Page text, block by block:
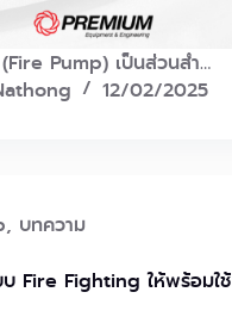
Pump) เป็นส่วนสำ…
12/02/2025
, บทความ
บ Fire Fighting ให้พร้อมใช้